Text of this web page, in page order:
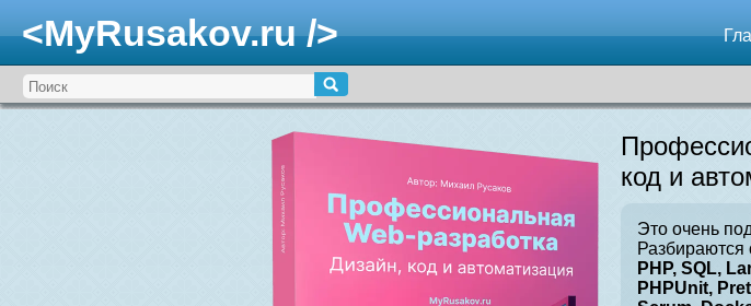
<MyRusakov.ru />
код и
Это очень
PHP, SQL,
PHPUnit,